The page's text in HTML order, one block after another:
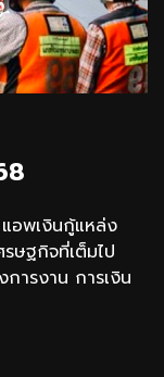
แอพเงินกู้แหล่ง
ษฐกิจที่เต็มไป
ารงาน การเงิน